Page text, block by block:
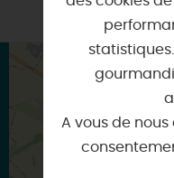
A vous de